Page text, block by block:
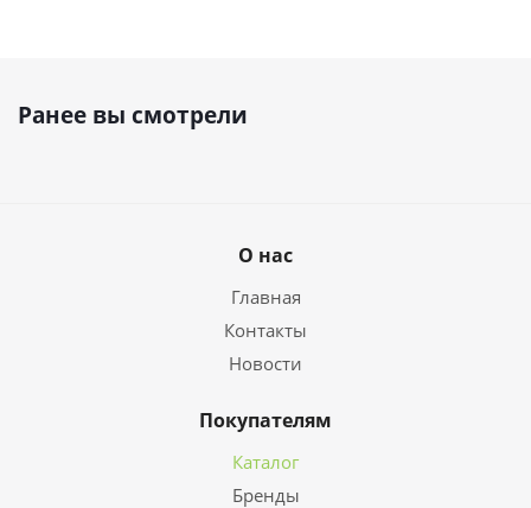
Ранее вы смотрели
О нас
Главная
Контакты
Новости
Покупателям
Каталог
Бренды